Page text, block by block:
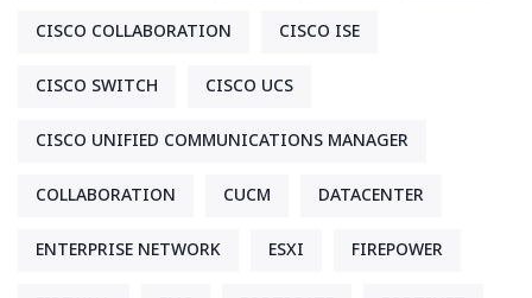
CISCO COLLABORATION CISCO ISE
CISCO SWITCH CISCO UCS
CISCO UNIFIED COMMUNICATIONS MANAGER
COLLABORATION CUCM DATACENTER
ENTERPRISE NETWORK ESXI FIREPOWER